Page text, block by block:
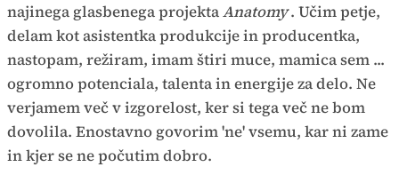
najinega glasbenega projektaAnatomy. Učim petje,
delam kot asistentka produkcije in producentka,
nastopam, režiram, imam štiri muce, mamica sem ...
ogromno potenciala, talenta in energije za delo. Ne
verjamem več v izgorelost, ker si tega več ne bom
dovolila. Enostavno govorim 'ne' vsemu, kar ni zame
in kjer se ne počutim dobro.